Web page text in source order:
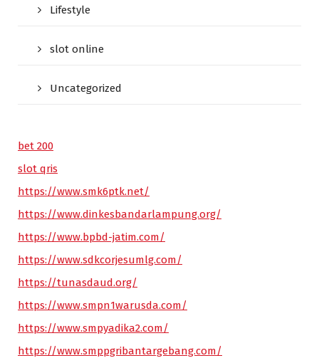
Lifestyle
slot online
Uncategorized
bet 200
slot qris
https://www.smk6ptk.net/
https://www.dinkesbandarlampung.org/
https://www.bpbd-jatim.com/
https://www.sdkcorjesumlg.com/
https://tunasdaud.org/
https://www.smpn1warusda.com/
https://www.smpyadika2.com/
https://www.smppgribantargebang.com/